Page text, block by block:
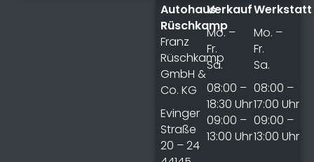
Autohaus
Rüschkamp
Franz
Rüschkamp
GmbH &
Co. KG
Evinger
Straße
20 – 24
Verkauf
Mo. –
Fr.
Sa.
08:00 –
18:30 Uhr
09:00 –
13:00 Uhr
Werkstatt
Mo. –
Fr.
Sa.
08:00 –
17:00 Uhr
09:00 –
13:00 Uhr